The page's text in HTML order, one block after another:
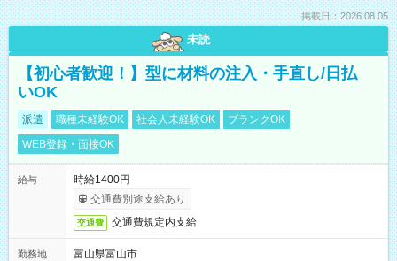
掲載日：2026.08.05
未読
【初心者歓迎！】型に材料の注入・手直し/日払
いOK
派遣 職種未経験OK 社会人未経験OK
ブランクOK
WEB登録・面接OK
給与
時給1400円
交通費別途支給あり
交通費 交通費規定内支給
勤務地
富山県富山市